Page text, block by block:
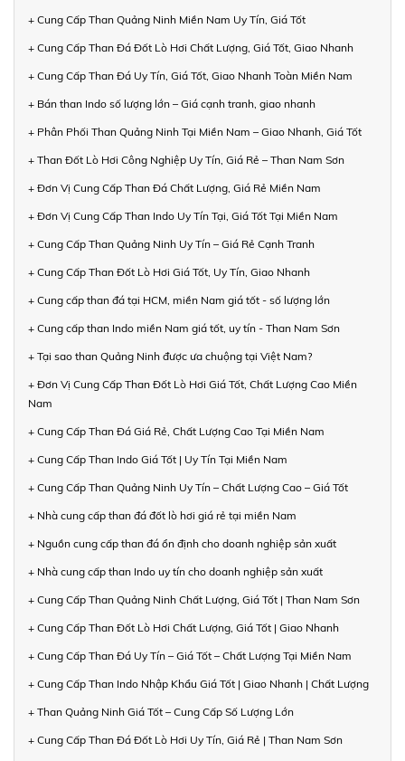
+ Cung Cấp Than Quảng Ninh Miền Nam Uy Tín, Giá Tốt
+ Cung Cấp Than Đá Đốt Lò Hơi Chất Lượng, Giá Tốt, Giao Nhanh
+ Cung Cấp Than Đá Uy Tín, Giá Tốt, Giao Nhanh Toàn Miền Nam
+ Bán than Indo số lượng lớn – Giá cạnh tranh, giao nhanh
+ Phân Phối Than Quảng Ninh Tại Miền Nam – Giao Nhanh, Giá Tốt
+ Than Đốt Lò Hơi Công Nghiệp Uy Tín, Giá Rẻ – Than Nam Sơn
+ Đơn Vị Cung Cấp Than Đá Chất Lượng, Giá Rẻ Miền Nam
+ Đơn Vị Cung Cấp Than Indo Uy Tín Tại, Giá Tốt Tại Miền Nam
+ Cung Cấp Than Quảng Ninh Uy Tín – Giá Rẻ Cạnh Tranh
+ Cung Cấp Than Đốt Lò Hơi Giá Tốt, Uy Tín, Giao Nhanh
+ Cung cấp than đá tại HCM, miền Nam giá tốt - số lượng lớn
+ Cung cấp than Indo miền Nam giá tốt, uy tín - Than Nam Sơn
+ Tại sao than Quảng Ninh được ưa chuộng tại Việt Nam?
+ Đơn Vị Cung Cấp Than Đốt Lò Hơi Giá Tốt, Chất Lượng Cao Miền
Nam
+ Cung Cấp Than Đá Giá Rẻ, Chất Lượng Cao Tại Miền Nam
+ Cung Cấp Than Indo Giá Tốt | Uy Tín Tại Miền Nam
+ Cung Cấp Than Quảng Ninh Uy Tín – Chất Lượng Cao – Giá Tốt
+ Nhà cung cấp than đá đốt lò hơi giá rẻ tại miền Nam
+ Nguồn cung cấp than đá ổn định cho doanh nghiệp sản xuất
+ Nhà cung cấp than Indo uy tín cho doanh nghiệp sản xuất
+ Cung Cấp Than Quảng Ninh Chất Lượng, Giá Tốt | Than Nam Sơn
+ Cung Cấp Than Đốt Lò Hơi Chất Lượng, Giá Tốt | Giao Nhanh
+ Cung Cấp Than Đá Uy Tín – Giá Tốt – Chất Lượng Tại Miền Nam
+ Cung Cấp Than Indo Nhập Khẩu Giá Tốt | Giao Nhanh | Chất Lượng
+ Than Quảng Ninh Giá Tốt – Cung Cấp Số Lượng Lớn
+ Cung Cấp Than Đá Đốt Lò Hơi Uy Tín, Giá Rẻ | Than Nam Sơn